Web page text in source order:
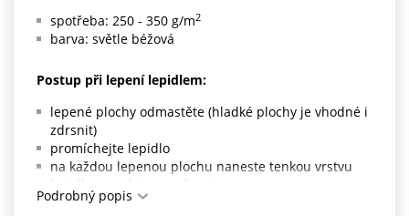
spotřeba: 250 - 350 g/m2
barva: světle béžová
Postup při lepení lepidlem:
lepené plochy odmastěte (hladké plochy je vhodné i
zdrsnit)
promíchejte lepidlo
na každou lepenou plochu naneste tenkou vrstvu
lepidla a nechte zavadnout
plochy přitiskněte k sobě (ideální je spoj zatížit nebo
Podrobný popis